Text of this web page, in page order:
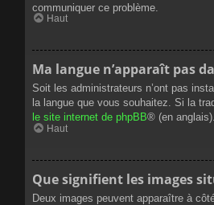
communiquer ce problème.
Haut
Ma langue n’apparaît pas
Soit les administrateurs n’ont pas
la langue que vous souhaitez. Si la
le site internet de phpBB® (en anglais).
Haut
Que signifient les images
Deux images peuvent apparaître à